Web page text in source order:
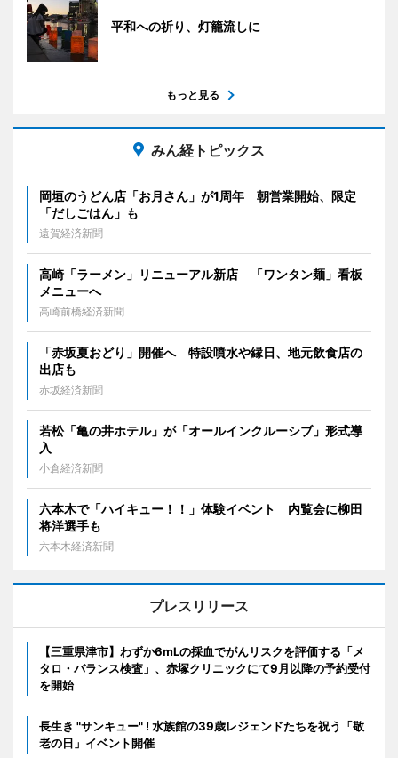
平和への祈り、灯籠流しに
もっと見る
みん経トピックス
岡垣のうどん店「お月さん」が1周年 朝営業開始、限定
「だしごはん」も
遠賀経済新聞
高崎「ラーメン」リニューアル新店 「ワンタン麺」看板
メニューへ
高崎前橋経済新聞
「赤坂夏おどり」開催へ 特設噴水や縁日、地元飲食店の
出店も
赤坂経済新聞
若松「亀の井ホテル」が「オールインクルーシブ」形式導
入
小倉経済新聞
六本木で「ハイキュー！！」体験イベント 内覧会に柳田
将洋選手も
六本木経済新聞
プレスリリース
【三重県津市】わずか6mLの採血でがんリスクを評価する「メ
タロ・バランス検査」、赤塚クリニックにて9月以降の予約受付
を開始
長生き "サンキュー" ! 水族館の39歳レジェンドたちを祝う「敬
老の日」イベント開催